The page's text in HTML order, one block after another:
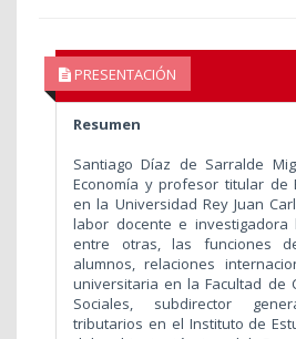
PRESENTACIÓN
Resumen
Santiago Díaz de Sarralde
Economía y profesor titular de
en la Universidad Rey Juan
labor docente e investigadora
entre otras, las funciones
alumnos, relaciones
universitaria en la Facultad de
Sociales, subdirector
tributarios en el Instituto de